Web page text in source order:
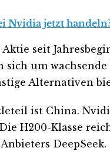
Nvidia jetzt
seit
sich um
Alternativen
ist China.
H200-Klasse
DeepSeek.